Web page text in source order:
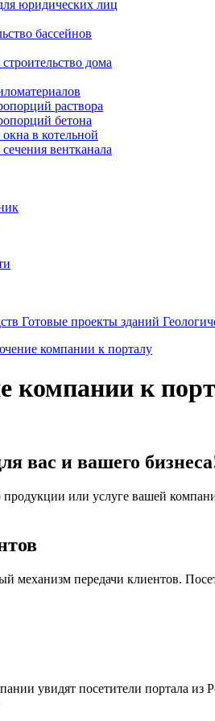
юридических лиц
бассейнов
дома
раствора
бетона
в котельной
вентканала
Готовые проекты зданий
компании к порталу
компании к
вас и вашего
или услуге вашей
механизм передачи клиентов.
увидят посетители портала из